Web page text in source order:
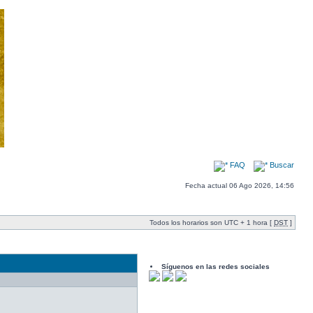
FAQ Buscar
Fecha actual 06 Ago 2026, 14:56
Todos los horarios son UTC + 1 hora [ DST ]
Síguenos en las redes sociales